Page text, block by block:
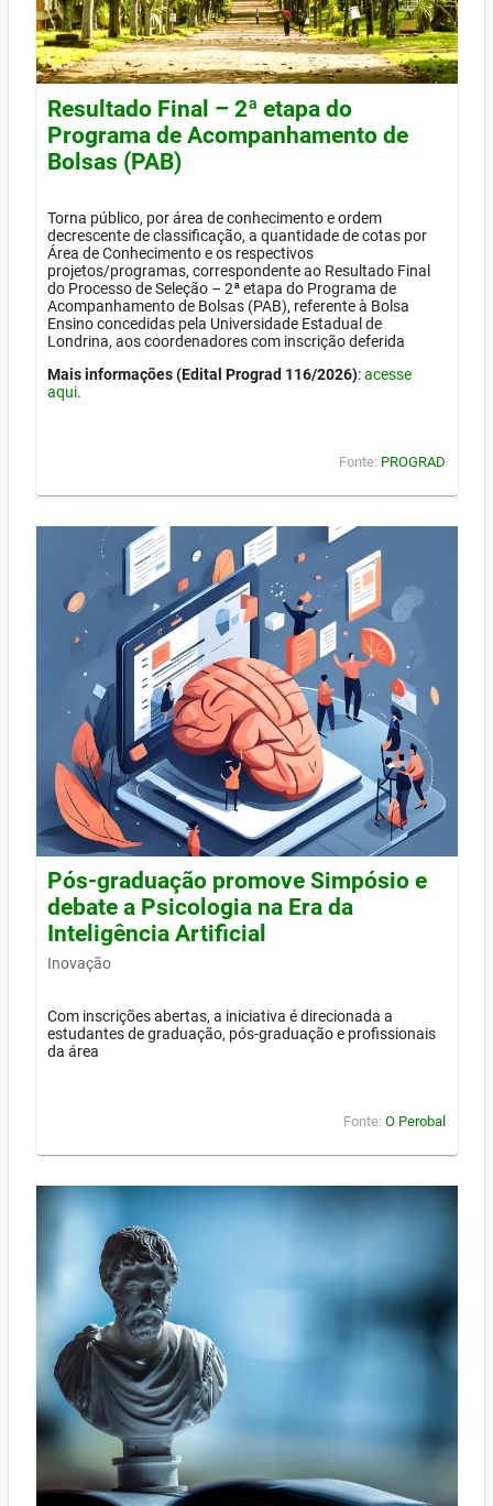
Resultado Final – 2ª etapa do
Programa de Acompanhamento de
Bolsas (PAB)
Torna público, por área de conhecimento e ordem
decrescente de classificação, a quantidade de cotas por
Área de Conhecimento e os respectivos
projetos/programas, correspondente ao Resultado Final
do Processo de Seleção – 2ª etapa do Programa de
Acompanhamento de Bolsas (PAB), referente à Bolsa
Ensino concedidas pela Universidade Estadual de
Londrina, aos coordenadores com inscrição deferida
Mais informações (Edital Prograd 116/2026):acesse
aqui.
Fonte: PROGRAD
Pós-graduação promove Simpósio e
debate a Psicologia na Era da
Inteligência Artificial
Inovação
Com inscrições abertas, a iniciativa é direcionada a
estudantes de graduação, pós-graduação e profissionais
da área
Fonte: O Perobal